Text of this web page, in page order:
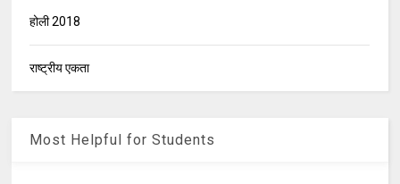
होली 2018
राष्ट्रीय एकता
Most Helpful for Students